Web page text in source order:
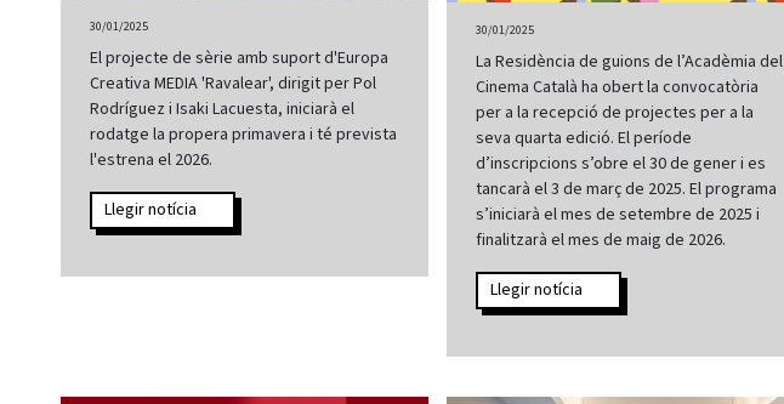
30/01/2025
El projecte de sèrie amb suport d'Europa
Creativa MEDIA 'Ravalear', dirigit per Pol
Rodríguez i Isaki Lacuesta, iniciarà el
rodatge la propera primavera i té prevista
l'estrena el 2026.
Llegir notícia
30/01/2025
La Residència de guions de l’Acadèmia del
Cinema Català ha obert la convocatòria
per a la recepció de projectes per a la
seva quarta edició. El període
d’inscripcions s’obre el 30 de gener i es
tancarà el 3 de març de 2025. El programa
s’iniciarà el mes de setembre de 2025 i
finalitzarà el mes de maig de 2026.
Llegir notícia